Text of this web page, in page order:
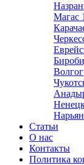
Магас 1
Статьи
О нас
Контакты
Политика